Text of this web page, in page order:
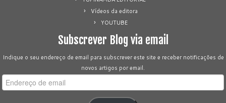
Vídeos da editora
YOUTUBE
Subscrever Blog via email
Indique o seu endereço de email para subscrever este site e receber notificações de
novos artigos por email.
Endereço
de